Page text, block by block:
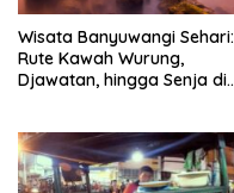
Wisata Banyuwangi Sehari:
Rute Kawah Wurung,
Djawatan, hingga Senja di